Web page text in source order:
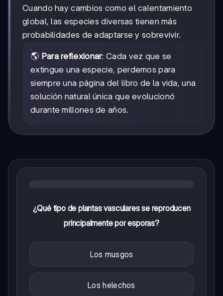
Cuando hay cambios como el calentamiento
global, las especies diversas tienen más
probabilidades de adaptarse y sobrevivir.
🌎 Para reflexionar: Cada vez que se
extingue una especie, perdemos para
siempre una página del libro de la vida, una
solución natural única que evolucionó
durante millones de años.
¿Qué tipo de plantas vasculares se reproducen
principalmente por esporas?
Los musgos
Los helechos